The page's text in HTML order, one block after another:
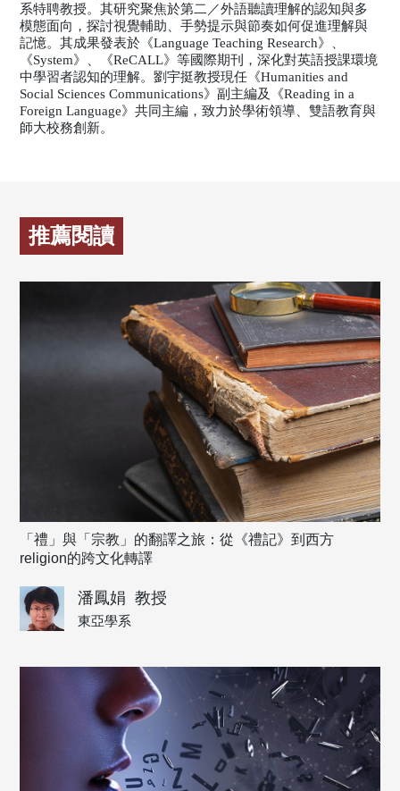
系特聘教授。其研究聚焦於第二／外語聽讀理解的認知與多
模態面向，探討視覺輔助、手勢提示與節奏如何促進理解與
記憶。其成果發表於《Language Teaching Research》、
《System》、《ReCALL》等國際期刊，深化對英語授課環境
中學習者認知的理解。劉宇挺教授現任《Humanities and
Social Sciences Communications》副主編及《Reading in a
Foreign Language》共同主編，致力於學術領導、雙語教育與
師大校務創新。
推薦閱讀
「禮」與「宗教」的翻譯之旅：從《禮記》到西方
religion的跨文化轉譯
潘鳳娟 教授
東亞學系